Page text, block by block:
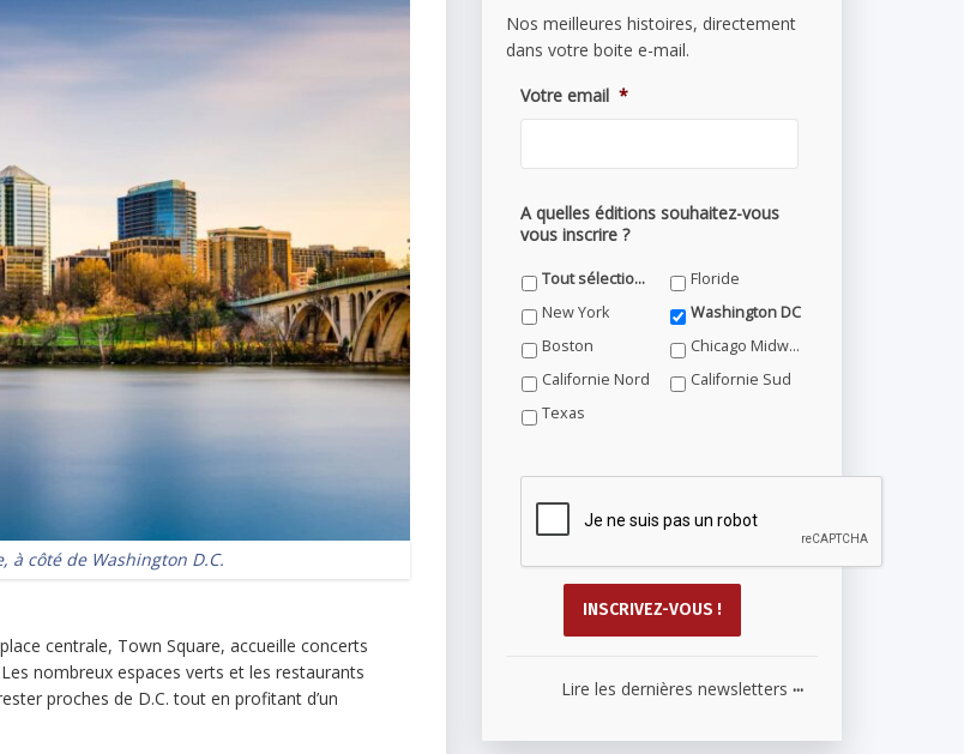
à côté de Washington D.C.
centrale, Town Square, accueille concerts
nombreux espaces verts et les restaurants
proches de D.C. tout en profitant d’un
Nos meilleures histoires, directement
dans votre boite e-mail.
Votre email *
A quelles éditions souhaitez-vous
vous inscrire ?
Tout sélectionner
Floride
New York
Washington DC
Boston
Chicago Midwest
Californie Nord
Californie Sud
Texas
Lire les dernières newsletters ...